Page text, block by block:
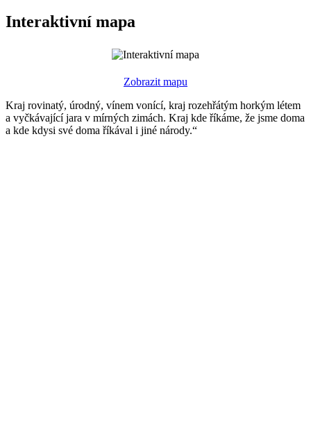
Interaktivní mapa
Zobrazit mapu
Kraj rovinatý, úrodný, vínem vonící, kraj rozehřátým horkým létem
a vyčkávající jara v mírných zimách. Kraj kde říkáme, že jsme doma
a kde kdysi své doma říkával i jiné národy.“